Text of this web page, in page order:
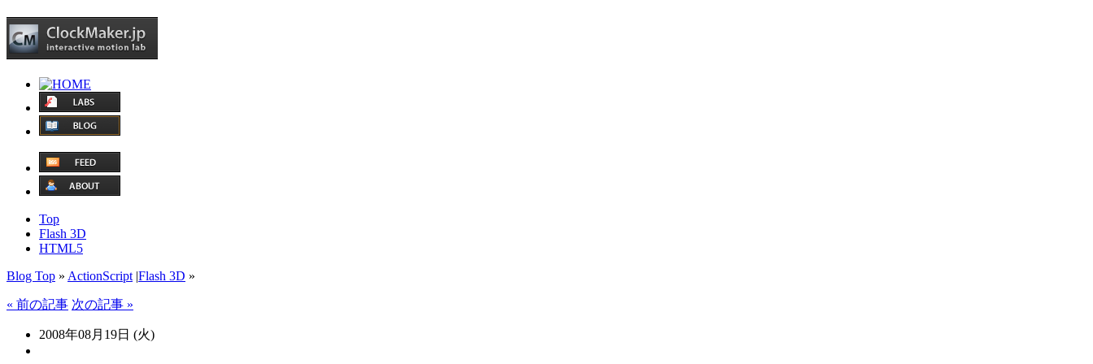
Top
Flash 3D
HTML5
Blog Top » ActionScript |Flash 3D »
« 前の記事 次の記事 »
2008年08月19日 (火)